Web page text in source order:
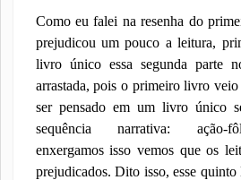
Como eu falei na resenha do
prejudicou um pouco a leitura,
livro único essa segunda parte
arrastada, pois o primeiro livro
ser pensado em um livro único
sequência narrativa: ação-
enxergamos isso vemos que os
prejudicados. Dito isso, esse